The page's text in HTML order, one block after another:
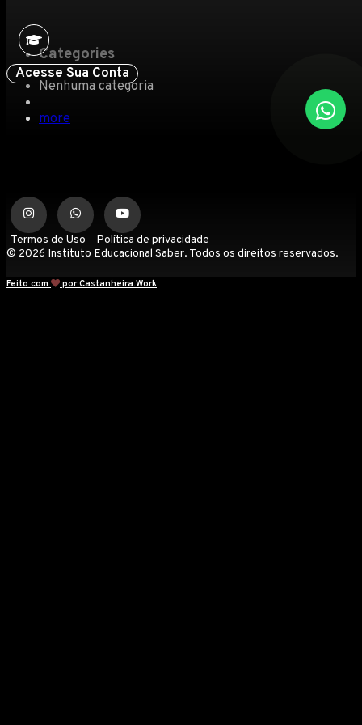
Acesse Sua Conta
Categories
Nenhuma categoria
more
Termos de Uso
Política de privacidade
© 2026 Instituto Educacional Saber. Todos os direitos reservados.
Feito com por Castanheira.Work